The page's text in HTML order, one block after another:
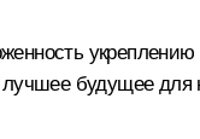
лучшее будущее